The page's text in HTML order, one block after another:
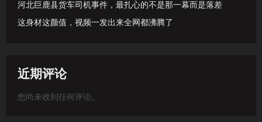
河北巨鹿县货车司机事件，最扎心的不是那一幕而是落差
这身材这颜值，视频一发出来全网都沸腾了
近期评论
您尚未收到任何评论。